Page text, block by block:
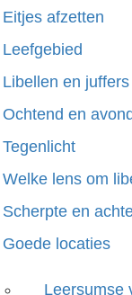
Eitjes afzetten
Leefgebied
Libellen en
Ochtend en avond
Tegenlicht
Welke lens om
Scherpte en
Goede locaties
Leersumse